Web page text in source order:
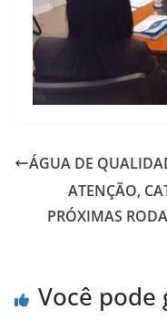
ÁGUA DE
ATENÇÃO,
PRÓXIMAS
Você